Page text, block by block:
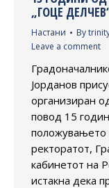
„ГОЦЕ
Настани By
Leave a comment
Јорданов
организиран
повод 15
положувањето
ректоратот,
кабинетот на
истакна дека